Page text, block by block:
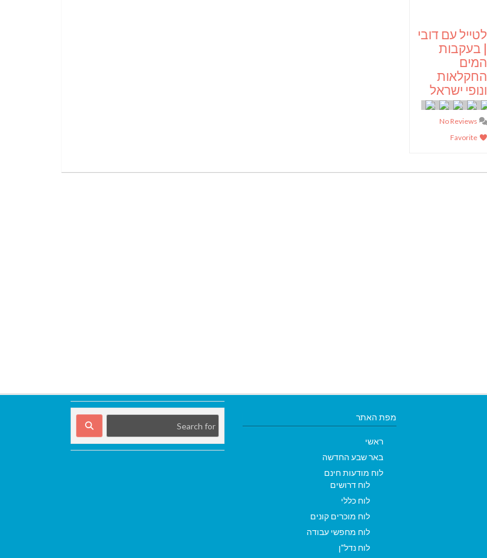
לטייל עם דובי
| בעקבות
המים
החקלאות
ונופי ישראל
מפת האתר
ראשי
באר שבע החדשה
לוח מודעות חינם
לוח דרושים
לוח כללי
לוח מוכרים קונים
לוח מחפשי עבודה
לוח נדל"ן